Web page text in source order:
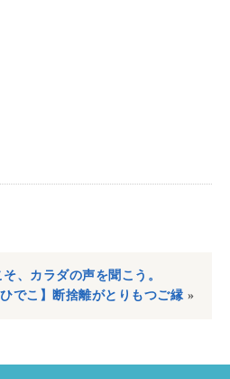
、カラダの声を聞こう。
ひでこ】断捨離がとりもつご縁»